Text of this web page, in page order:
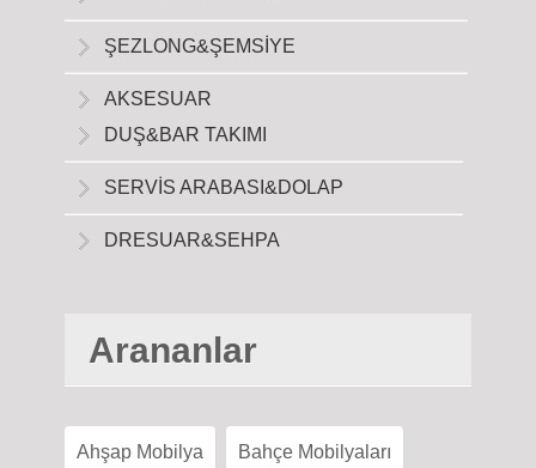
ŞEZLONG&ŞEMSİYE
AKSESUAR
DUŞ&BAR TAKIMI
SERVİS ARABASI&DOLAP
DRESUAR&SEHPA
Arananlar
Ahşap Mobilya Bahçe Mobilyaları